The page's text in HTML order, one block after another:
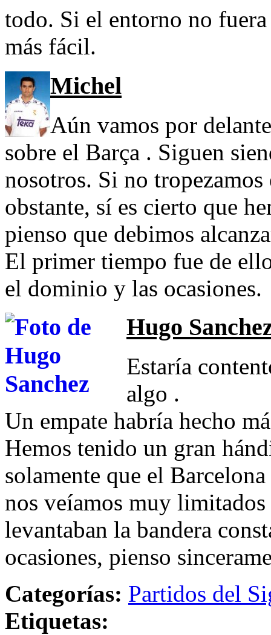
todo. Si el entorno no
más fácil.
Michel
Aún vamos por
sobre el Barça . Siguen
nosotros. Si no
obstante, sí es cierto que
pienso que debimos
El primer tiempo fue de
el dominio y las ocasiones.
Hugo
Estaría
algo .
Un empate habría hecho
Hemos tenido un gran
solamente que el
nos veíamos muy
levantaban la bandera
ocasiones, pienso
Categorías: Partidos del
Etiquetas: